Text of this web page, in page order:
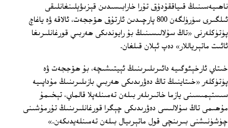
ناھىيەسىنىڭ قىياققۇدۇق تۇرا خارابىسىدىن قېزىۋېلىنغانلىقى
ئىلگىرى سۈرۈلگەن 800 پارچىدىن ئارتۇق ھۆججەت، ئالاقە ۋە ياغاچ
پۈتۈكلەرنى «تاڭ سۇلالىسىنىڭ بۇ رايوندىكى ھەربىي قورغانلىرىغا
ئائىت ماتېرياللار» دەپ ئېلان قىلغان.
خىتاي ئارخېئوگىيە دائىرىلىرىنىڭ ئېيتىشىچە، بۇ ھۆججەت ۋە
پۈتۈكلەر «خىتاينىڭ تاڭ دەۋرىدىكى ھەربىي بازىلىرىنىڭ مۇداپىيە
سىستېمىسىنى يازما خاتىرىلەر بىلەن تەمىنلەپلا قالماي، تېخىمۇ
مۇھىمى تاڭ سۇلالىسى دەۋرىدىكى چېگرا قورغانلىرىنىڭ تۇرمۇشىنى
چۈشۈنىشنى بىرىنچى قول ماتېرىيال بىلەن تەمىنلەيدىكەن.»